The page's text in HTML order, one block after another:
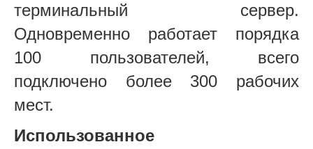
терминальный сервер.
Одновременно работает порядка
100 пользователей, всего
подключено более 300 рабочих
мест.
Использованное